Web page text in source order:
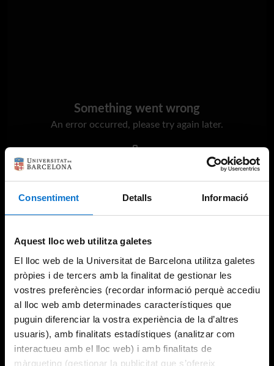
Consentiment Detalls Informació
Aquest lloc web utilitza galetes
El lloc web de la Universitat de Barcelona utilitza galetes
pròpies i de tercers amb la finalitat de gestionar les
vostres preferències (recordar informació perquè accediu
al lloc web amb determinades característiques que
puguin diferenciar la vostra experiència de la d’altres
usuaris), amb finalitats estadístiques (analitzar com
interactueu amb el lloc web) i amb finalitats de
màrqueting (gestionar la publicitat que s’ofereix
Something went wrong
An error occurred, please try again later.
Try again